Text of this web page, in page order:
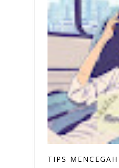
TIPS MENCEGAH